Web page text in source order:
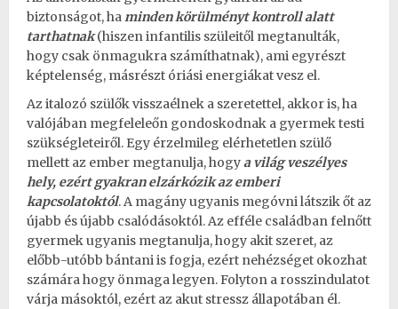
biztonságot, haminden körülményt kontroll alatt
tarthatnak(hiszen infantilis szüleitől megtanulták,
hogy csak önmagukra számíthatnak), ami egyrészt
képtelenség, másrészt óriási energiákat vesz el.
Az italozó szülők visszaélnek a szeretettel, akkor is, ha
valójában megfeleleőn gondoskodnak a gyermek testi
szükségleteiről. Egy érzelmileg elérhetetlen szülő
mellett az ember megtanulja, hogya világ veszélyes
hely, ezért gyakran elzárkózik az emberi
kapcsolatoktól. A magány ugyanis megóvni látszik őt az
újabb és újabb csalódásoktól. Az efféle családban felnőtt
gyermek ugyanis megtanulja, hogy akit szeret, az
előbb-utóbb bántani is fogja, ezért nehézséget okozhat
számára hogy önmaga legyen. Folyton a rosszindulatot
várja másoktól, ezért az akut stressz állapotában él.